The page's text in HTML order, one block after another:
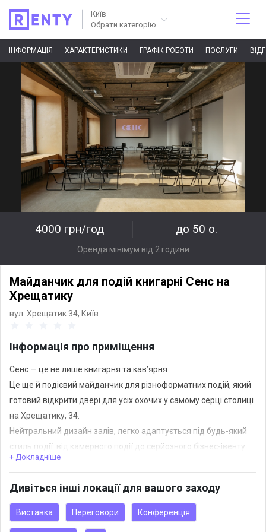
Київ
Обрати категорію
ІНФОРМАЦІЯ ХАРАКТЕРИСТИКИ ГРАФІК РОБОТИ ПОСЛУГИ
4000 грн/год до 50 о.
Оренда мінімум від 2 години
Майданчик для подій книгарні Сенс на
Хрещатику
вул. Хрещатик 34, Київ
Інформація про приміщення
Сенс — це не лише книгарня та кав’ярня
Це ще й подієвий майданчик для різноформатних подій, який
готовий відкрити двері для усіх охочих у самому серці столиці
на Хрещатику, 34.
Нейтральний дизайн залів, легко адаптується під будь-який
стиль події: від камерного події до серйозного бізнес-івенту.
Ідеальне місце для проведення камерних заходів: тренінги,
лекції,
+ Докладніше
Дивіться інші локації для вашого заходу
Виставка Переговори Конференція